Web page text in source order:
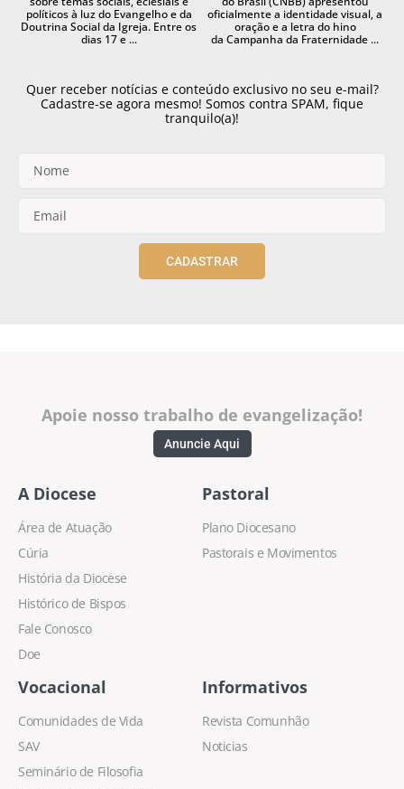
políticos à luz do Evangelho e da
Doutrina Social da Igreja. Entre os
dias 17 e ...
oficialmente a identidade visual, a
oração e a letra do hino
da Campanha da Fraternidade ...
Quer receber notícias e conteúdo exclusivo no seu e-mail?
Cadastre-se agora mesmo! Somos contra SPAM, fique
tranquilo(a)!
CADASTRAR
Apoie nosso trabalho de evangelização!
Anuncie Aqui
A Diocese
Área de Atuação
Cúria
História da Diocese
Histórico de Bispos
Fale Conosco
Doe
Pastoral
Plano Diocesano
Pastorais e Movimentos
Vocacional
Comunidades de Vida
SAV
Seminário de Filosofia
Informativos
Revista Comunhão
Noticias